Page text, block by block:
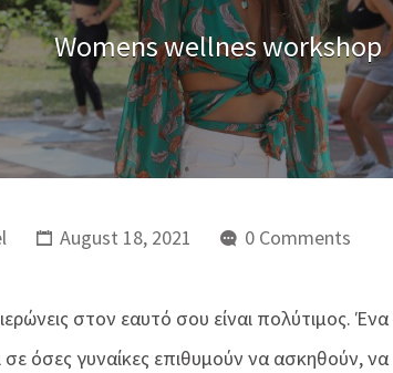
Womens wellnes workshop
August 18, 2021 0 Comments
στον εαυτό σου είναι πολύτιμος.
όσες γυναίκες επιθυμούν να ασκηθούν,